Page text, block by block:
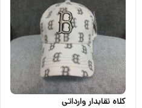
کلاه نقابدار وارداتی